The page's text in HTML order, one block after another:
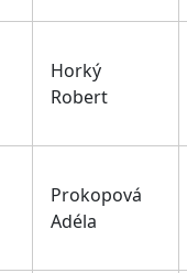
Horký
Robert
Prokopová
Adéla